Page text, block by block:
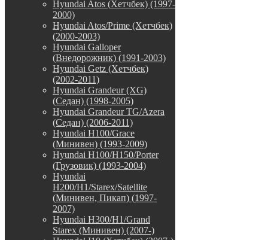
Hyundai Atos (Хетчбек) (1997-
2000)
Hyundai Atos/Prime (Хетчбек)
(2000-2003)
Hyundai Galloper
(Внедорожник) (1991-2003)
Hyundai Getz (Хетчбек)
(2002-2011)
Hyundai Grandeur (XG)
(Седан) (1998-2005)
Hyundai Grandeur TG/Azera
(Седан) (2006-2011)
Hyundai H100/Grace
(Минивен) (1993-2009)
Hyundai H100/H150/Porter
(Грузовик) (1993-2004)
Hyundai
H200/H1/Starex/Satellite
(Минивен, Пикап) (1997-
2007)
Hyundai H300/H1/Grand
Starex (Минивен) (2007-)